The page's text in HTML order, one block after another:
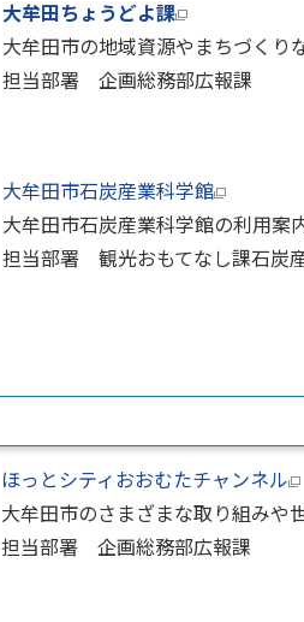
大牟田ちょうどよ課
大牟田市の地域資源やまちづくり
担当部署 企画総務部広報課
大牟田市石炭産業科学館
大牟田市石炭産業科学館の利用案
担当部署 観光おもてなし課石炭
ほっとシティおおむたチャンネル
大牟田市のさまざまな取り組みや
担当部署 企画総務部広報課